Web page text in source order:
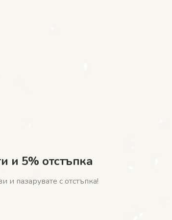
и 5% отстъпка
и пазарувате с отстъпка!